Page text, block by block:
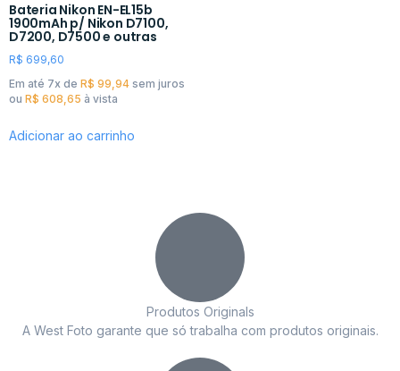
Bateria Nikon EN-EL15b
1900mAh p/ Nikon D7100,
D7200, D7500 e outras
R$ 699,60
Em até 7x de R$ 99,94 sem juros
ou R$ 608,65 à vista
Adicionar ao carrinho
Produtos Originals
A West Foto garante que só trabalha com produtos originais.